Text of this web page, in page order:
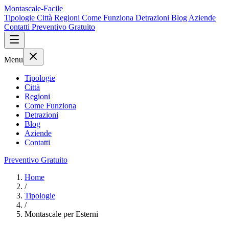
Montascale-Facile
Tipologie Città Regioni Come Funziona Detrazioni Blog Aziende
Contatti Preventivo Gratuito
Menu
Tipologie
Città
Regioni
Come Funziona
Detrazioni
Blog
Aziende
Contatti
Preventivo Gratuito
Home
/
Tipologie
/
Montascale per Esterni